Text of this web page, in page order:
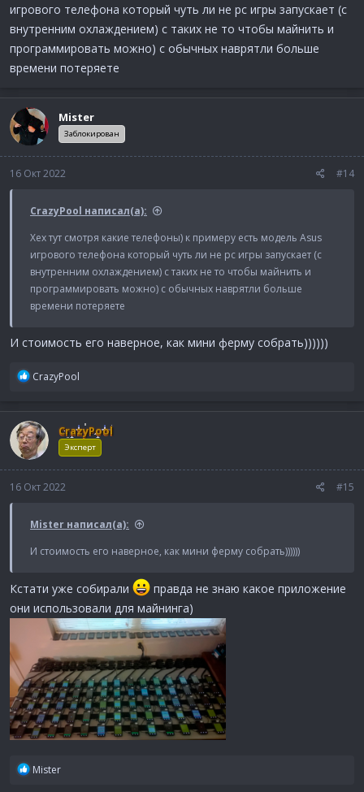
игрового телефона который чуть ли не pc игры запускает (с
внутренним охлаждением) с таких не то чтобы майнить и
программировать можно) с обычных наврятли больше
времени потеряете
Mister
Заблокирован
16 Окт 2022 #14
CrazyPool написал(а):
Хех тут смотря какие телефоны) к примеру есть модель Asus
игрового телефона который чуть ли не pc игры запускает (с
внутренним охлаждением) с таких не то чтобы майнить и
программировать можно) с обычных наврятли больше
времени потеряете
И стоимость его наверное, как мини ферму собрать))))))
Р
к
ц
и
и
CrazyPool
CrazyPool
Эксперт
16 Окт 2022 #15
Mister написал(а):
И стоимость его наверное, как мини ферму собрать))))))
Кстати уже собирали
правда не знаю какое приложение
они использовали для майнинга)
Р
Mister